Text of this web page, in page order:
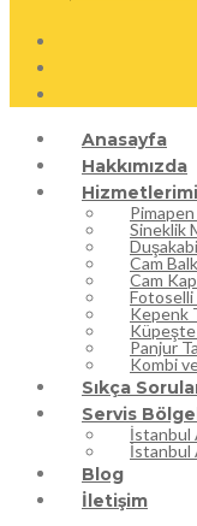
Anasayfa
Hakkımızda
Sineklik
Cam
Cam
Fotoselli
Kepenk
Panjur
Kombi
Sıkça
Servis
İstanbul
İstanbul
Blog
İletişim